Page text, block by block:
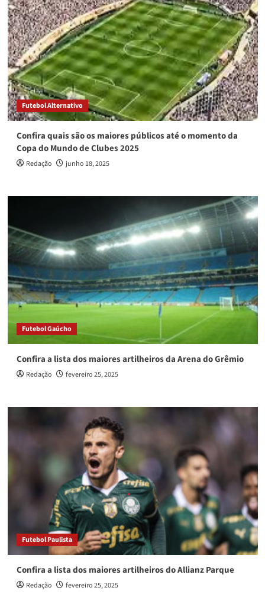
Futebol Alternativo
Confira quais são os maiores públicos até o momento da
Copa do Mundo de Clubes 2025
Redação junho 18, 2025
Futebol Gaúcho
Confira a lista dos maiores artilheiros da Arena do Grêmio
Redação fevereiro 25, 2025
Futebol Paulista
Confira a lista dos maiores artilheiros do Allianz Parque
Redação fevereiro 25, 2025